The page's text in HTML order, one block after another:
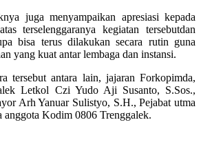
juga menyampaikan apresiasi kepada
terselenggaranya kegiatan tersebutdan
bisa terus dilakukan secara rutin guna
yang kuat antar lembaga dan instansi.
tersebut antara lain, jajaran Forkopimda,
Letkol Czi Yudo Aji Susanto, S.Sos.,
Arh Yanuar Sulistyo, S.H., Pejabat utma
anggota Kodim 0806 Trenggalek.